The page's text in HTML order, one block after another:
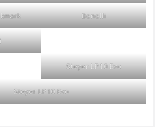
Benelli
Steyer LP10 Evo
Steyer LP10 Evo